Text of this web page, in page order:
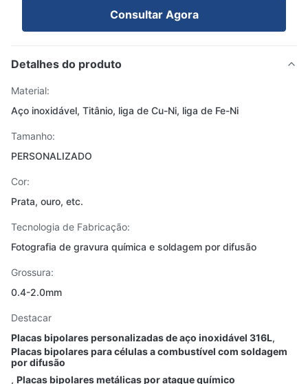
Consultar Agora
Detalhes do produto
Material:
Aço inoxidável, Titânio, liga de Cu-Ni, liga de Fe-Ni
Tamanho:
PERSONALIZADO
Cor:
Prata, ouro, etc.
Tecnologia de Fabricação:
Fotografia de gravura química e soldagem por difusão
Grossura:
0.4-2.0mm
Destacar
Placas bipolares personalizadas de aço inoxidável 316L,
Placas bipolares para células a combustível com soldagem
por difusão
, Placas bipolares metálicas por ataque químico